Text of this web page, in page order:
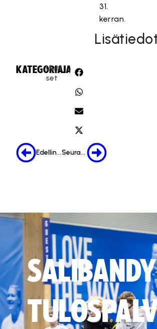
31.
kerran.
KATEGORIA:
Uuti
set
JAA:
Edellinen Seuraava